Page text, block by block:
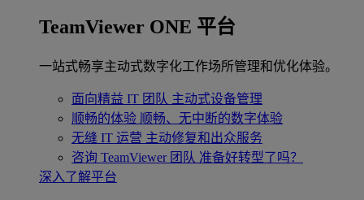
TeamViewer ONE 平台
一站式畅享主动式数字化工作场所管理和优化体验。
面向精益 IT 团队 主动式设备管理
顺畅的体验 顺畅、无中断的数字体验
无缝 IT 运营 主动修复和出众服务
咨询 TeamViewer 团队 准备好转型了吗？
深入了解平台